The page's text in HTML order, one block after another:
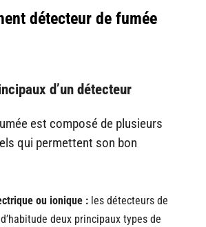
détecteur de fumée
d’un détecteur
est composé de plusieurs
qui permettent son bon
ou ionique : les détecteurs de
deux principaux types de